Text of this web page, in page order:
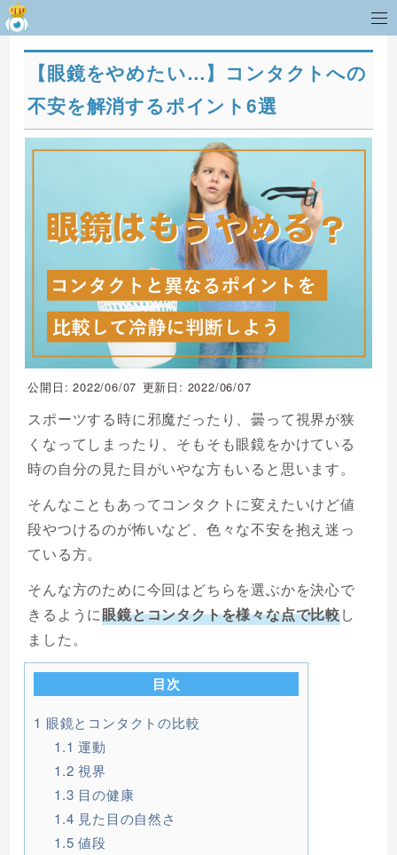
【眼鏡をやめたい…】コンタクトへの
不安を解消するポイント6選
公開日: 2022/06/07 更新日: 2022/06/07
スポーツする時に邪魔だったり、曇って視界が狭
くなってしまったり、そもそも眼鏡をかけている
時の自分の見た目がいやな方もいると思います。
そんなこともあってコンタクトに変えたいけど値
段やつけるのが怖いなど、色々な不安を抱え迷っ
ている方。
そんな方のために今回はどちらを選ぶかを決心で
きるように眼鏡とコンタクトを様々な点で比較し
ました。
目次
1 眼鏡とコンタクトの比較
1.1 運動
1.2 視界
1.3 目の健康
1.4 見た目の自然さ
1.5 値段